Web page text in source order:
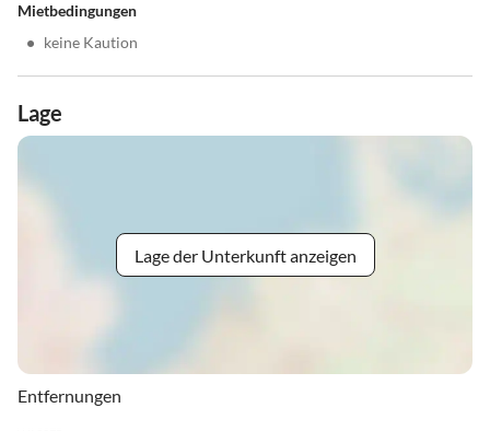
Mietbedingungen
• keine Kaution
Lage
Lage der Unterkunft anzeigen
Entfernungen